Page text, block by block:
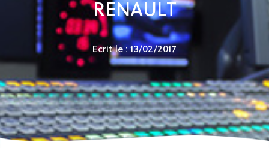
RENAULT
Ecrit le : 13/02/2017